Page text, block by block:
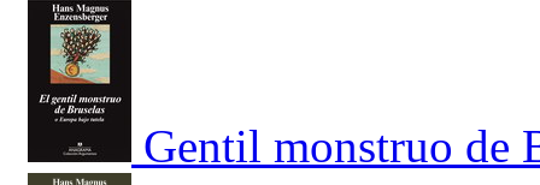
Gentil monstruo de